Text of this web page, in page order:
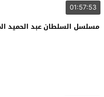
01:57:53
مسلسل السلطان عبد الحميد